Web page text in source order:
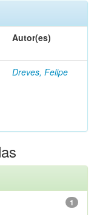
Autor(es)
Dreves, Felipe
1